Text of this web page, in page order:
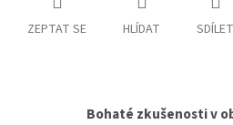
ZEPTAT SE HLÍDAT SDÍLET
Bohaté zkušenosti v